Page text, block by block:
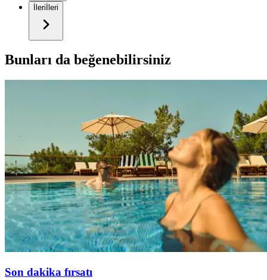
İleriİleri
Bunları da beğenebilirsiniz
Son dakika fırsatı